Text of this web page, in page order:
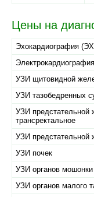
Цены на
Эхокардиография
УЗИ щитовидной
УЗИ тазобедренных
УЗИ предстательной
трансректальное
УЗИ предстательной
УЗИ почек
УЗИ органов мошонки
УЗИ органов малого